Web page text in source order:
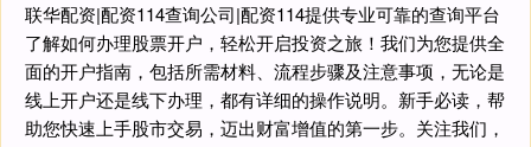
联华配资|配资114查询公司|配资114提供专业可靠的查询平台
了解如何办理股票开户，轻松开启投资之旅！我们为您提供全
面的开户指南，包括所需材料、流程步骤及注意事项，无论是
线上开户还是线下办理，都有详细的操作说明。新手必读，帮
助您快速上手股市交易，迈出财富增值的第一步。关注我们，